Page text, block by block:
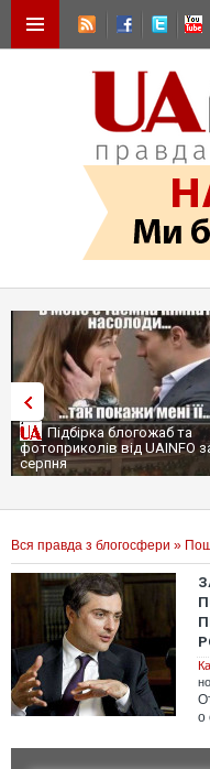
Підбірка блогожаб та
фотоприколів від UAINFO
серпня
Вся правда з блогосфери »
о